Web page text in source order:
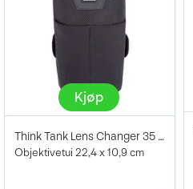
Kjøp
Think Tank Lens Changer 35 V3.0
Objektivetui 22,4 x 10,9 cm